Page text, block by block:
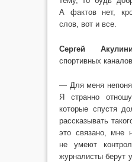
А фактов нет,
слов, вот и все.
Сергей
спортивных
— Для меня
Я странно
которые спустя
рассказывать
это связано, мне
не умеют
журналисты берут